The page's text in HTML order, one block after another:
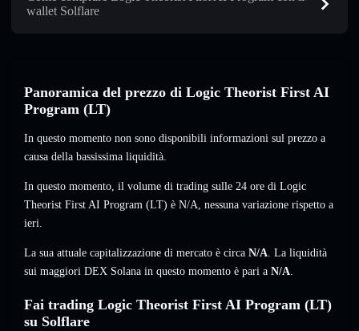
wallet Solflare
Panoramica del prezzo di Logic Theorist First AI
Program (LT)
In questo momento non sono disponibili informazioni sul prezzo a
causa della bassissima liquidità.
In questo momento, il volume di trading sulle 24 ore di Logic
Theorist First AI Program (LT) è N/A, nessuna variazione rispetto a
ieri.
La sua attuale capitalizzazione di mercato è circa N/A. La liquidità
sui maggiori DEX Solana in questo momento è pari a N/A.
Fai trading Logic Theorist First AI Program (LT)
su Solflare